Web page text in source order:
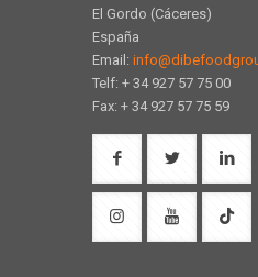
El Gordo (Cáceres)
España
Email:
Telf: + 34 927 57 75 00
Fax: + 34 927 57 75 59